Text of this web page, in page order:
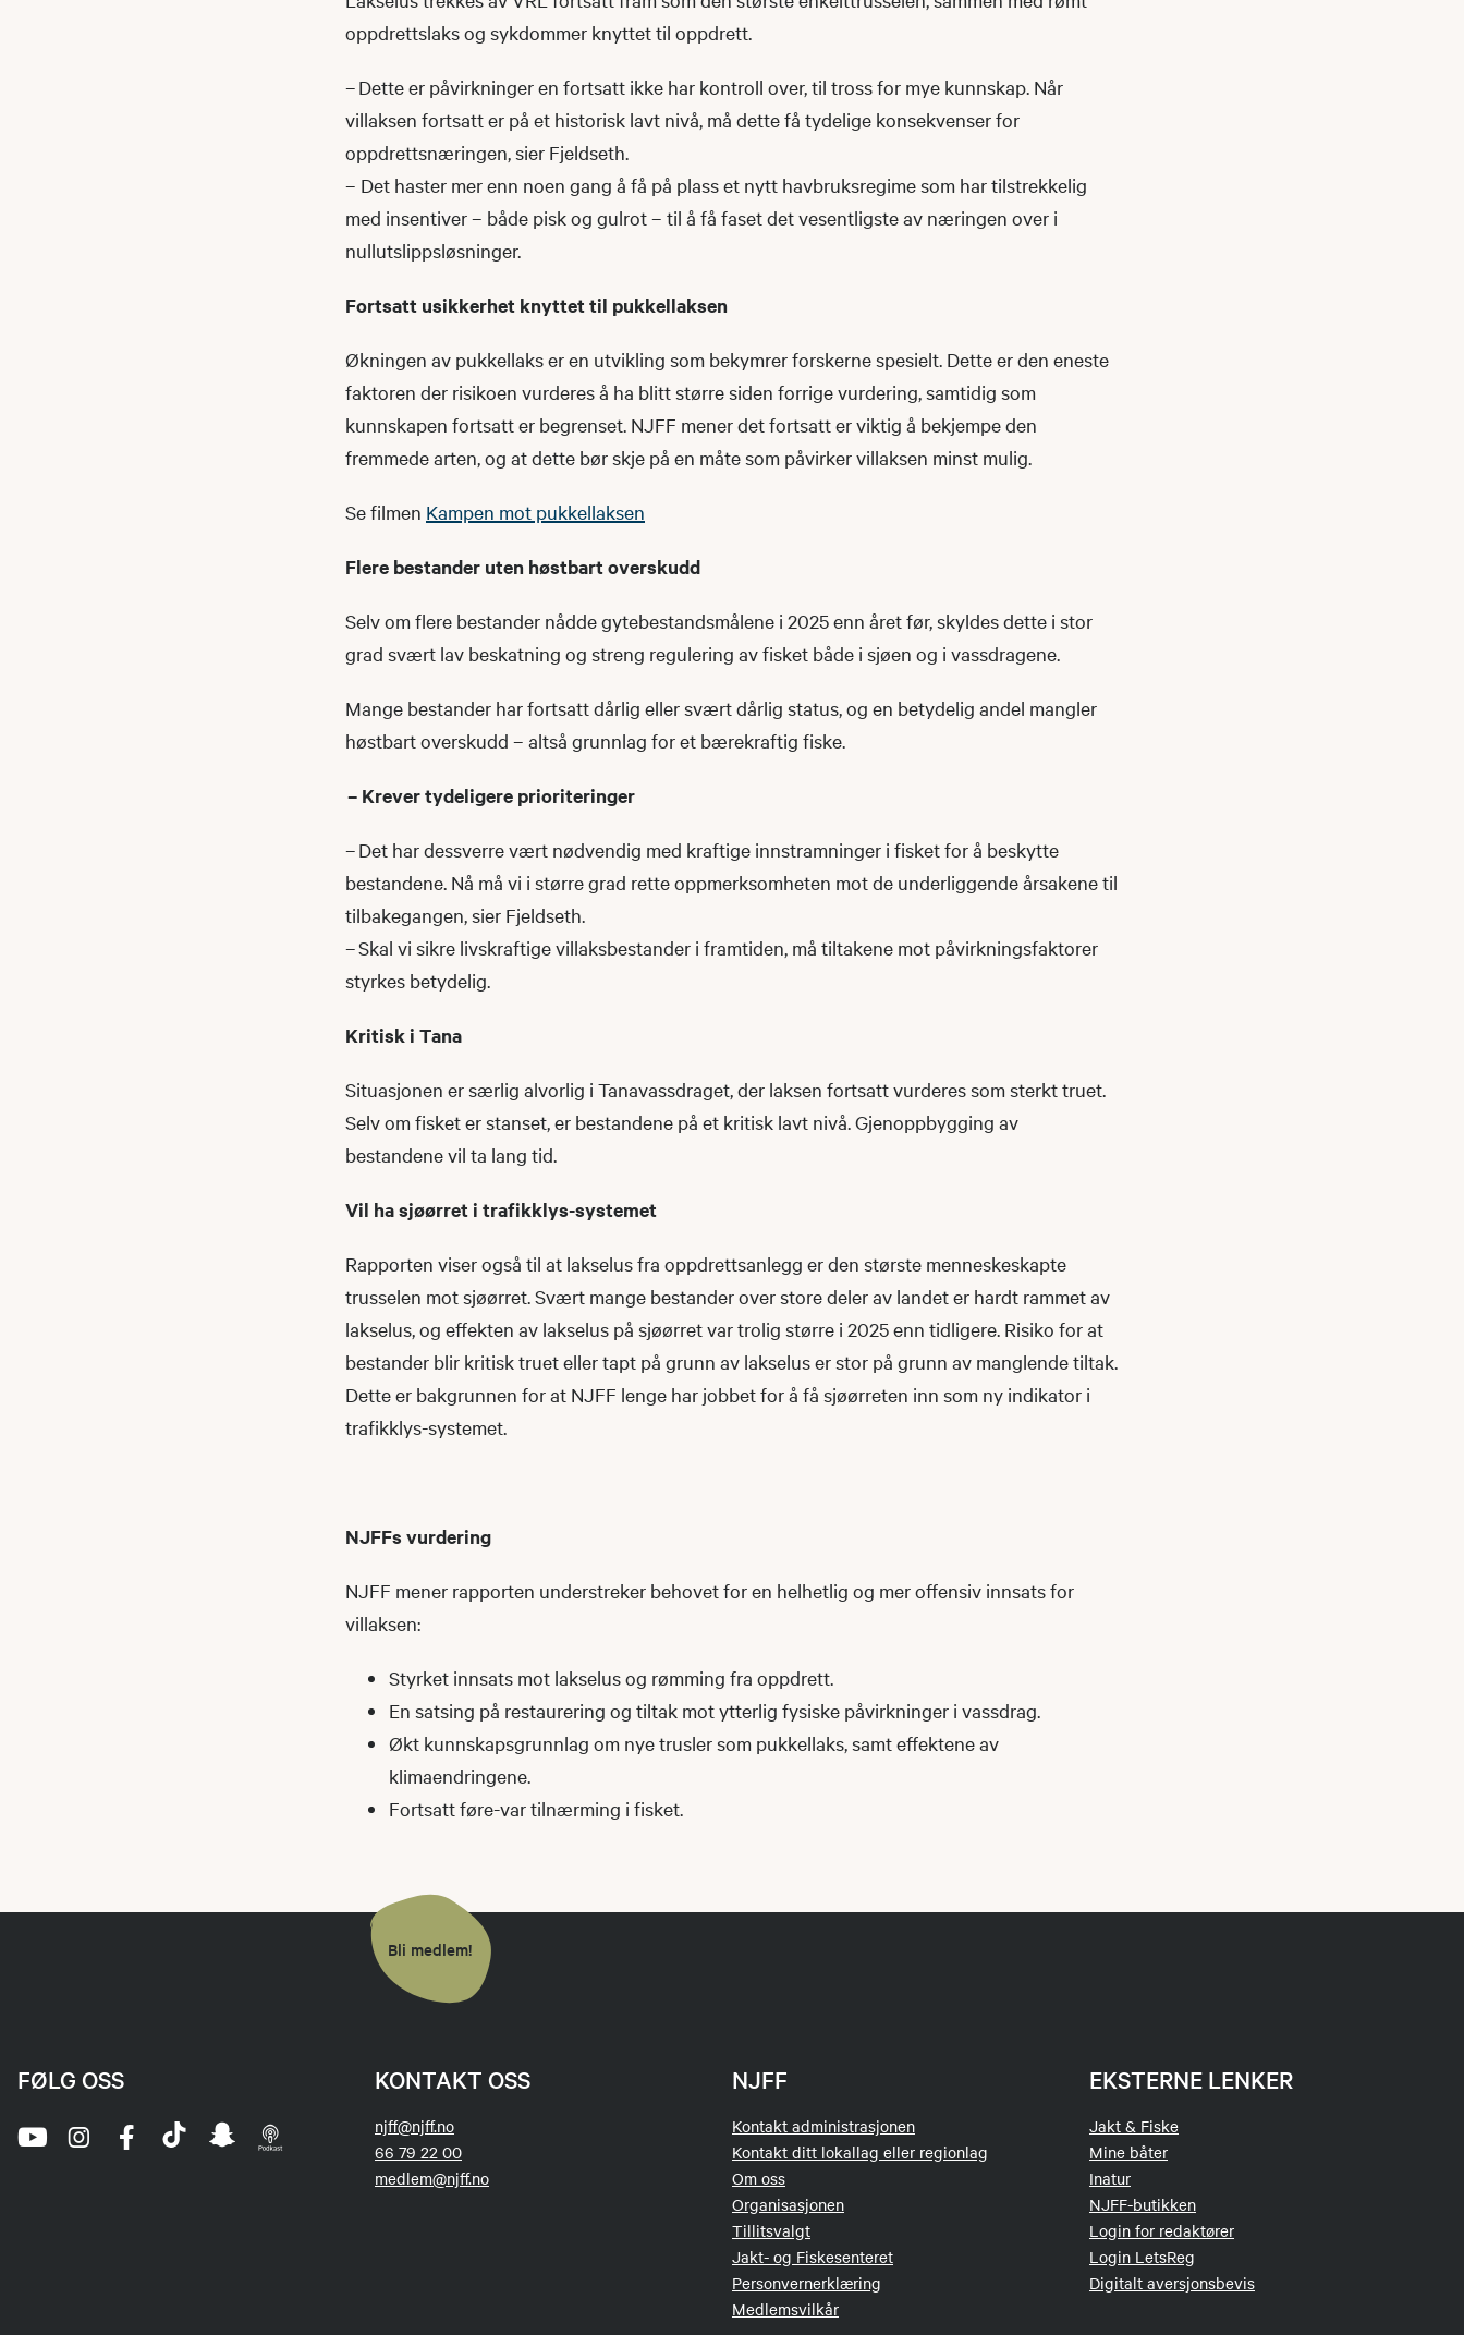
oppdrettslaks og sykdommer knyttet til oppdrett.
– Dette er påvirkninger en fortsatt ikke har kontroll over, til tross for mye kunnskap. Når
villaksen fortsatt er på et historisk lavt nivå, må dette få tydelige konsekvenser for
oppdrettsnæringen, sier Fjeldseth.
– Det haster mer enn noen gang å få på plass et nytt havbruksregime som har tilstrekkelig
med insentiver – både pisk og gulrot – til å få faset det vesentligste av næringen over i
nullutslippsløsninger.
Fortsatt usikkerhet knyttet til pukkellaksen
Økningen av pukkellaks er en utvikling som bekymrer forskerne spesielt. Dette er den eneste
faktoren der risikoen vurderes å ha blitt større siden forrige vurdering, samtidig som
kunnskapen fortsatt er begrenset. NJFF mener det fortsatt er viktig å bekjempe den
fremmede arten, og at dette bør skje på en måte som påvirker villaksen minst mulig.
Se filmen Kampen mot pukkellaksen
Flere bestander uten høstbart overskudd
Selv om flere bestander nådde gytebestandsmålene i 2025 enn året før, skyldes dette i stor
grad svært lav beskatning og streng regulering av fisket både i sjøen og i vassdragene.
Mange bestander har fortsatt dårlig eller svært dårlig status, og en betydelig andel mangler
høstbart overskudd – altså grunnlag for et bærekraftig fiske.
– Krever tydeligere prioriteringer
– Det har dessverre vært nødvendig med kraftige innstramninger i fisket for å beskytte
bestandene. Nå må vi i større grad rette oppmerksomheten mot de underliggende årsakene til
tilbakegangen, sier Fjeldseth.
– Skal vi sikre livskraftige villaksbestander i framtiden, må tiltakene mot påvirkningsfaktorer
styrkes betydelig.
Kritisk i Tana
Situasjonen er særlig alvorlig i Tanavassdraget, der laksen fortsatt vurderes som sterkt truet.
Selv om fisket er stanset, er bestandene på et kritisk lavt nivå. Gjenoppbygging av
bestandene vil ta lang tid.
Vil ha sjøørret i trafikklys-systemet
Rapporten viser også til at lakselus fra oppdrettsanlegg er den største menneskeskapte
trusselen mot sjøørret. Svært mange bestander over store deler av landet er hardt rammet av
lakselus, og effekten av lakselus på sjøørret var trolig større i 2025 enn tidligere. Risiko for at
bestander blir kritisk truet eller tapt på grunn av lakselus er stor på grunn av manglende tiltak.
Dette er bakgrunnen for at NJFF lenge har jobbet for å få sjøørreten inn som ny indikator i
trafikklys-systemet.
NJFFs vurdering
NJFF mener rapporten understreker behovet for en helhetlig og mer offensiv innsats for
villaksen:
Styrket innsats mot lakselus og rømming fra oppdrett.
En satsing på restaurering og tiltak mot ytterlig fysiske påvirkninger i vassdrag.
Økt kunnskapsgrunnlag om nye trusler som pukkellaks, samt effektene av
klimaendringene.
Fortsatt føre-var tilnærming i fisket.
Bli medlem!
KONTAKT OSS
njff@njff.no
66 79 22 00
medlem@njff.no
NJFF
Kontakt administrasjonen
Kontakt ditt lokallag eller regionlag
Om oss
Organisasjonen
Tillitsvalgt
Jakt- og Fiskesenteret
Personvernerklæring
Medlemsvilkår
EKSTERNE LENKER
Jakt & Fiske
Mine båter
Inatur
NJFF-butikken
Login for redaktører
Login LetsReg
Digitalt aversjonsbevis
FØLG OSS